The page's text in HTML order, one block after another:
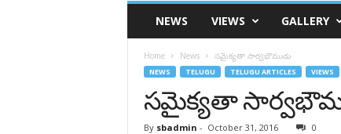
VSK
TelanganaNEWS VIEWS GALLERY
Home News సమైక్యతా సార్వభౌముడు
NEWS TELUGU TELUGU ARTICLES VIEWS
సమైక్యతా
By sbadmin - October 31, 2016 0